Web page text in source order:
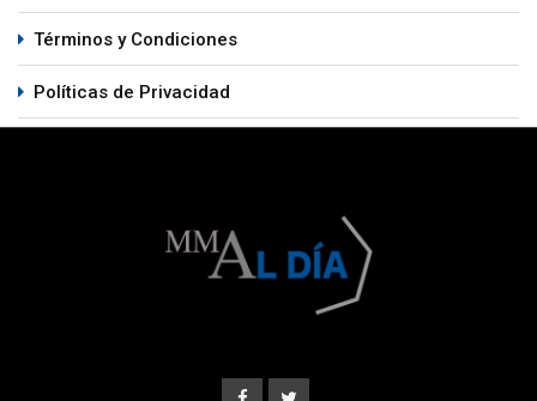
Términos y Condiciones
Políticas de Privacidad